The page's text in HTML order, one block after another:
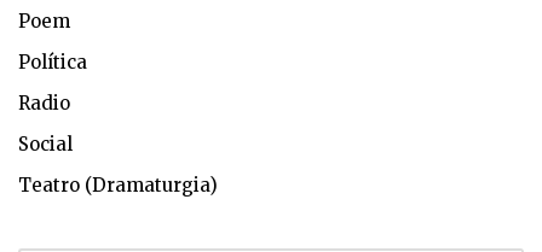
Poem
Política
Radio
Social
Teatro (Dramaturgia)